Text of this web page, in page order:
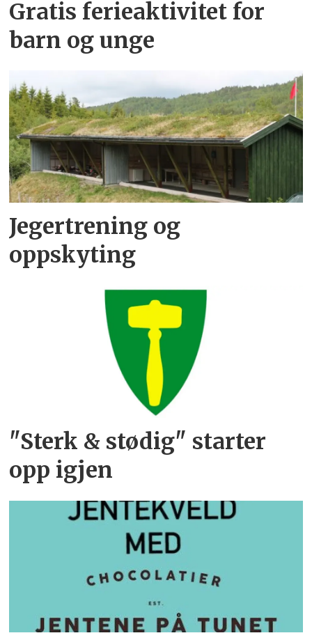
Gratis ferieaktivitet for
barn og unge
Jegertrening og
oppskyting
"Sterk & stødig" starter
opp igjen